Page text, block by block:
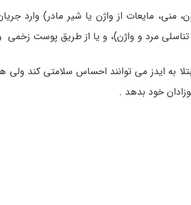
مایعات از واژن یا شیر مادر) وارد
مرد و واژن)، و یا از طریق پوست زخمی
ایدز می توانند احساس سلامتی کند ولی
خود بدهد .